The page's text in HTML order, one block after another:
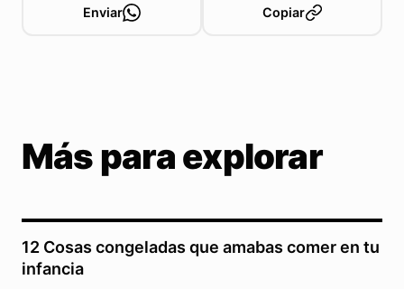
Enviar Copiar
Más para explorar
12 Cosas congeladas que amabas comer en tu
infancia